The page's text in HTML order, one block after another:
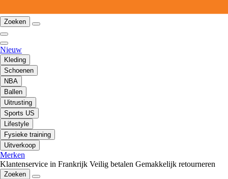
Zoeken
Nieuw
Kleding
Schoenen
NBA
Ballen
Uitrusting
Sports US
Lifestyle
Fysieke training
Uitverkoop
Merken
Klantenservice in Frankrijk Veilig betalen Gemakkelijk retourneren
Zoeken